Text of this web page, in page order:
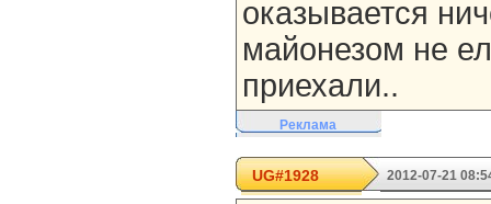
оказывается
майонезом не
приехали..
Реклама
UG#1928 2012-07-21